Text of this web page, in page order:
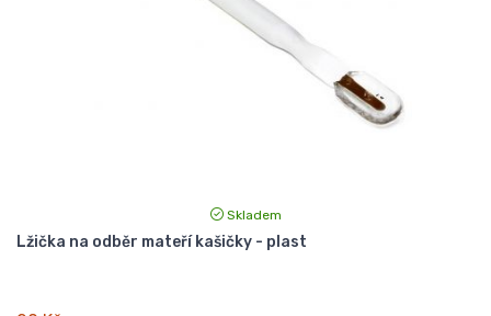
Skladem
Lžička na odběr mateří kašičky - plast